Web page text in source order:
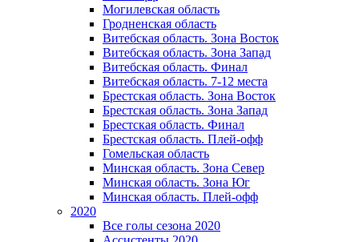
Могилевская область
Гродненская область
Витебская область. Зона Восток
Витебская область. Зона Запад
Витебская область. Финал
Витебская область. 7-12 места
Брестская область. Зона Восток
Брестская область. Зона Запад
Брестская область. Финал
Брестская область. Плей-офф
Гомельская область
Минская область. Зона Север
Минская область. Зона Юг
Минская область. Плей-офф
2020
Все голы сезона 2020